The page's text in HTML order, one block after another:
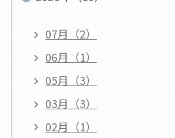
07月（2）
06月（1）
05月（3）
03月（3）
02月（1）